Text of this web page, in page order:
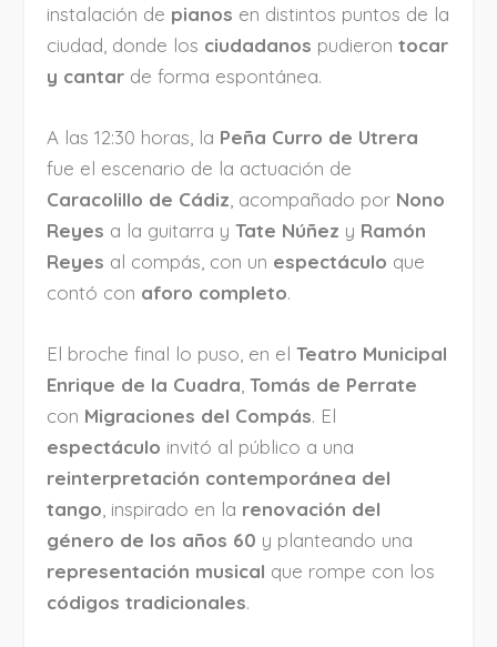
instalación de pianos en distintos puntos de la
ciudad, donde los ciudadanos pudierontocar
y cantar de forma espontánea.
A las 12:30 horas, la Peña Curro de Utrera
fue el escenario de la actuación de
Caracolillo de Cádiz , acompañado por Nono
Reyes a la guitarra yTate Núñez y Ramón
Reyes al compás, con un espectáculo que
contó con aforo completo.
El broche final lo puso, en elTeatro Municipal
Enrique de la Cuadra ,Tomás de Perrate
con Migraciones del Compás. El
espectáculo invitó al público a una
reinterpretación contemporánea del
tango , inspirado en la renovación del
género de los años 60 y planteando una
representación musical que rompe con los
códigos tradicionales.